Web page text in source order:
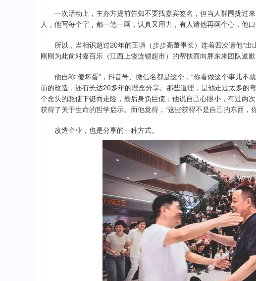
一次活动上，主办方提前告知不要找嘉宾签名，但当人群围拢过
人，他写每个字，都一笔一画，认真又用力，有人请他再画个心，他口
所以，当相识超过20年的王填（步步高董事长）连着四次请他“出
刚刚为此前对嘉百乐（江西上饶连锁超市）的帮扶而向胖东来团队道歉
他自称“傻坏蛋”，抖音号、微信名都是这个，“你看做这个事儿不
前的改造，还有长达20多年的理念分享。那些道理，是他走过太多的
个念头的驱使下铤而走险，最后身负巨债；他说自己心眼小，有过两
获得了关于生命的哲学启示。而他觉得，“这些获得不是自己的东西，
改造企业，也是分享的一种方式。